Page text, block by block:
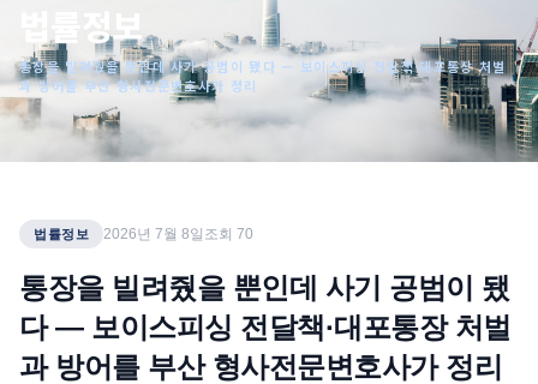
오시는 길
통합검색
기업 인사이트
사례분석/최신동향
법률정보
업무분야
전체
소식/자료
언론보도
법률정보
통장을 빌려줬을 뿐인데 사기 공범이 됐다 — 보이스피싱 전달책·대포통장 처벌
과 방어를 부산 형사전문변호사가 정리
법률정보 2026년 7월 8일 조회70
통장을 빌려줬을 뿐인데 사기 공범이 됐
다 — 보이스피싱 전달책·대포통장 처벌
과 방어를 부산 형사전문변호사가 정리